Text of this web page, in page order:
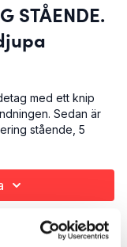
STÅENDE.
med ett knip
Sedan är
stående, 5